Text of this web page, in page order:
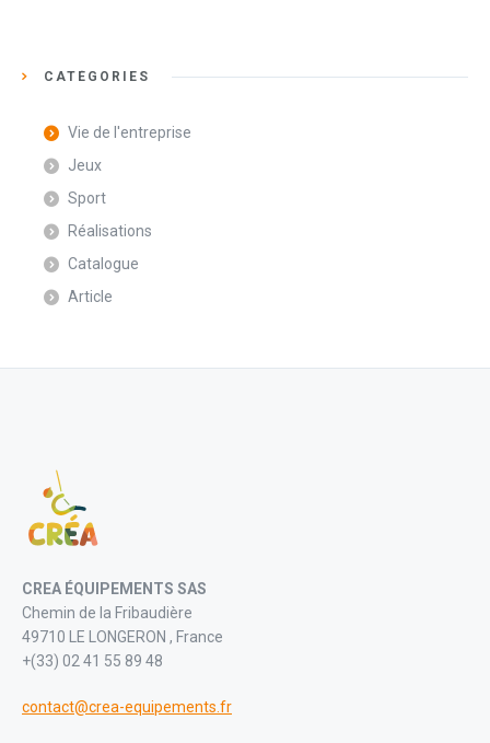
CATÉGORIES
Vie de l'entreprise
Jeux
Sport
Réalisations
Catalogue
Article
CREA ÉQUIPEMENTS SAS
Chemin de la Fribaudière
49710 LE LONGERON , France
+(33) 02 41 55 89 48
contact@crea-equipements.fr